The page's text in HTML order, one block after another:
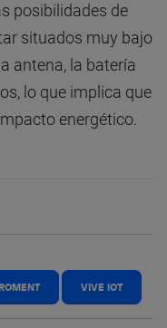
posibilidades de
situados muy bajo
antena, la batería
lo que implica que
energético.
VIVE IOT